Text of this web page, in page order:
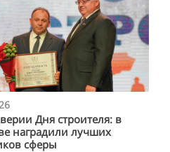
Дня строителя: в
наградили лучших
сферы